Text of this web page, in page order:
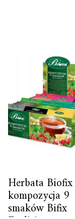
Herbata Biofix
kompozycja 9
smaków Bifix